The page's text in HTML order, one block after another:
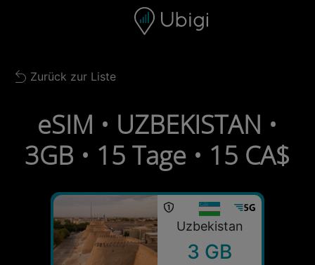
Navigationsleiste Fußzeile
Back to list
Zurück zur Liste
eSIM • UZBEKISTAN •
3GB • 15 Tage • 15 CA$
Uzbekistan
3 GB